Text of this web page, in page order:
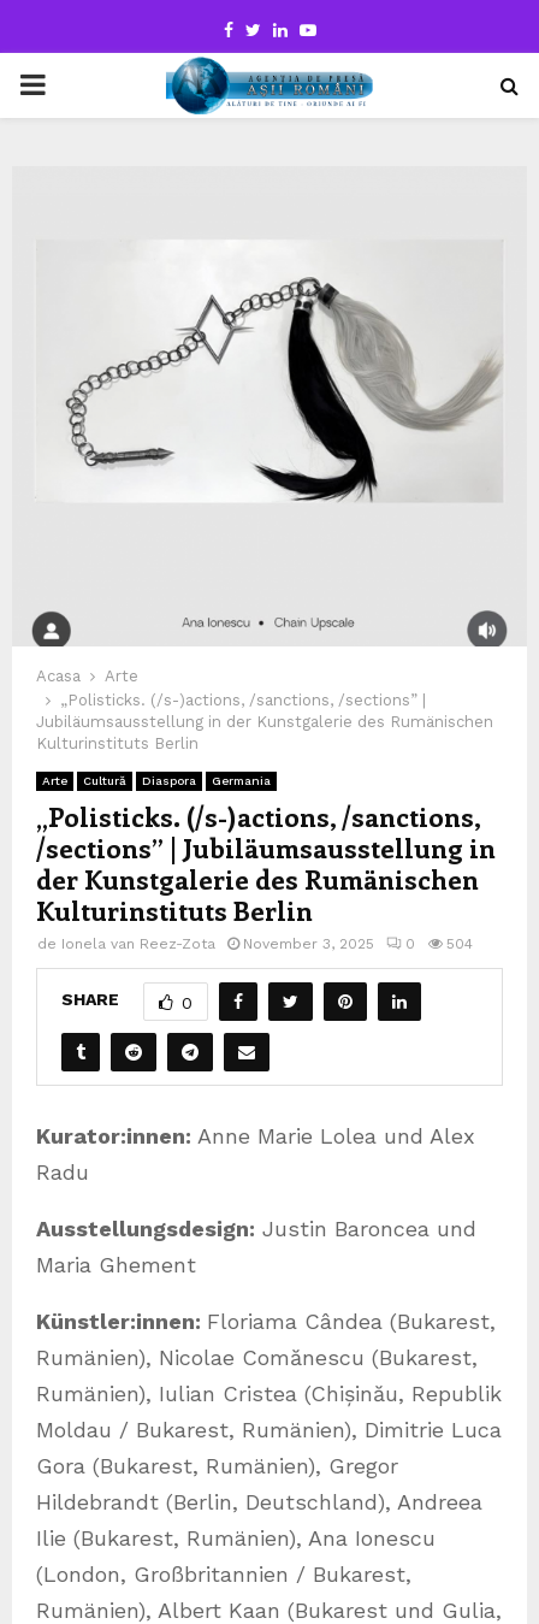
Facebook
TwitterLinkedinYoutube
PRIMARY
Acasa
Arte
„Polisticks. (/s-)actions, /sanctions, /sections” |
Jubiläumsausstellung in der Kunstgalerie des Rumänischen
Kulturinstituts Berlin
Arte Cultură Diaspora Germania
„Polisticks. (/s-)actions, /sanctions,
/sections” | Jubiläumsausstellung in
der Kunstgalerie des Rumänischen
Kulturinstituts Berlin
de Ionela van Reez-Zota November 3, 2025 0 504
SHARE 0
Kurator:innen: Anne Marie Lolea und Alex
Radu
Ausstellungsdesign: Justin Baroncea und
Maria Ghement
Künstler:innen: Floriama Cândea (Bukarest,
Rumänien), Nicolae Comănescu (Bukarest,
Rumänien), Iulian Cristea (Chișinău, Republik
Moldau / Bukarest, Rumänien), Dimitrie Luca
Gora (Bukarest, Rumänien), Gregor
Hildebrandt (Berlin, Deutschland), Andreea
Ilie (Bukarest, Rumänien), Ana Ionescu
(London, Großbritannien / Bukarest,
Rumänien), Albert Kaan (Bukarest und Gulia,